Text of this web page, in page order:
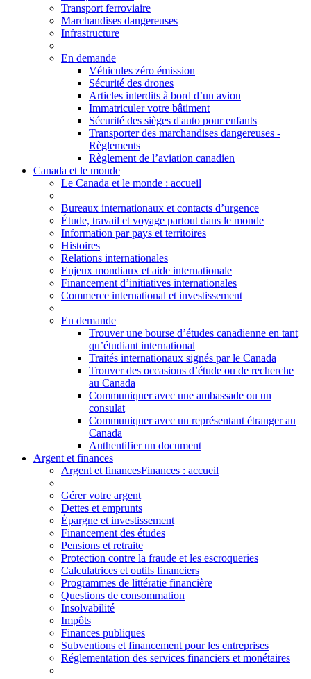
Transport ferroviaire
Marchandises dangereuses
Infrastructure
En demande
Véhicules zéro émission
Sécurité des drones
Articles interdits à bord d’un avion
Immatriculer votre bâtiment
Sécurité des sièges d'auto pour enfants
Transporter des marchandises dangereuses -
Règlements
Règlement de l’aviation canadien
Canada et le monde
Le Canada et le monde : accueil
Bureaux internationaux et contacts d’urgence
Étude, travail et voyage partout dans le monde
Information par pays et territoires
Histoires
Relations internationales
Enjeux mondiaux et aide internationale
Financement d’initiatives internationales
Commerce international et investissement
En demande
Trouver une bourse d’études canadienne en tant
qu’étudiant international
Traités internationaux signés par le Canada
Trouver des occasions d’étude ou de recherche
au Canada
Communiquer avec une ambassade ou un
consulat
Communiquer avec un représentant étranger au
Canada
Authentifier un document
Argent et finances
Argent et financesFinances : accueil
Gérer votre argent
Dettes et emprunts
Épargne et investissement
Financement des études
Pensions et retraite
Protection contre la fraude et les escroqueries
Calculatrices et outils financiers
Programmes de littératie financière
Questions de consommation
Insolvabilité
Impôts
Finances publiques
Subventions et financement pour les entreprises
Réglementation des services financiers et monétaires